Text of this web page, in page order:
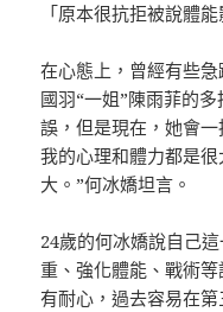
「原本很抗拒被說體
在心態上，曾經有些
國羽“一姐”陳雨菲的
誤，但是現在，她會
我的心理和體力都是
大。”何冰嬌坦言。
24歲的何冰嬌說自己
重、強化體能、戰術
有耐心，過去容易在